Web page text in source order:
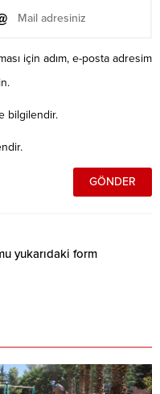
için adım, e-posta adresim
bilgilendir.
yukarıdaki form